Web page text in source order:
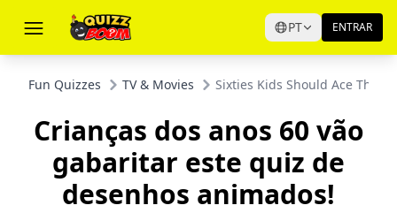
PT ENTRAR
Fun Quizzes TV & Movies Sixties Kids Should Ace This
Crianças dos anos 60 vão
gabaritar este quiz de
desenhos animados!